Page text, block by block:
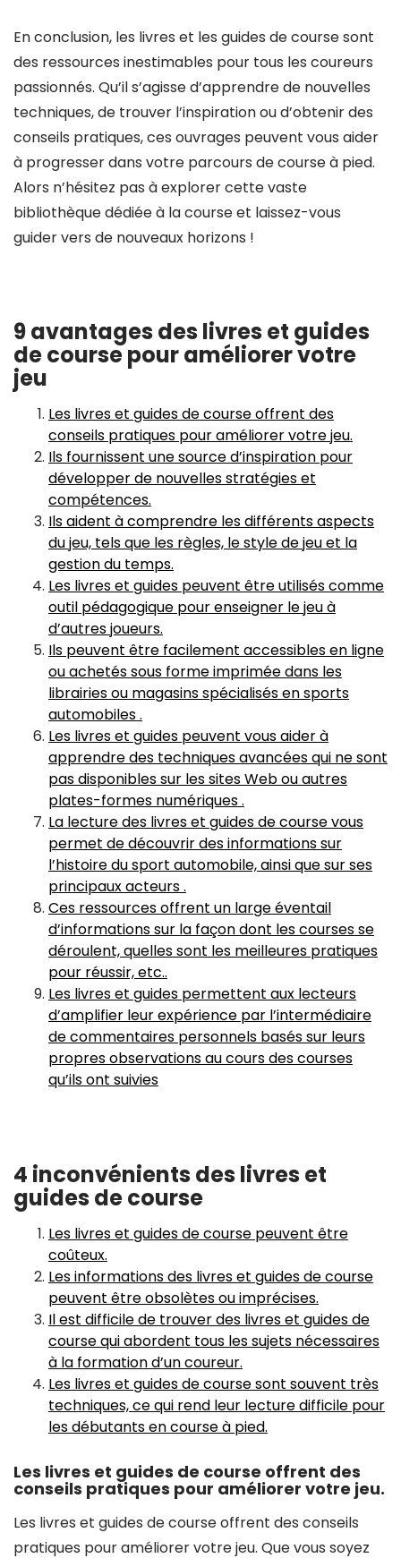
En conclusion, les livres et les guides de course sont
des ressources inestimables pour tous les coureurs
passionnés. Qu’il s’agisse d’apprendre de nouvelles
techniques, de trouver l’inspiration ou d’obtenir des
conseils pratiques, ces ouvrages peuvent vous aider
à progresser dans votre parcours de course à pied.
Alors n’hésitez pas à explorer cette vaste
bibliothèque dédiée à la course et laissez-vous
guider vers de nouveaux horizons !
9 avantages des livres et guides
de course pour améliorer votre
jeu
Les livres et guides de course offrent des
conseils pratiques pour améliorer votre jeu.
Ils fournissent une source d’inspiration pour
développer de nouvelles stratégies et
compétences.
Ils aident à comprendre les différents aspects
du jeu, tels que les règles, le style de jeu et la
gestion du temps.
Les livres et guides peuvent être utilisés comme
outil pédagogique pour enseigner le jeu à
d’autres joueurs.
Ils peuvent être facilement accessibles en ligne
ou achetés sous forme imprimée dans les
librairies ou magasins spécialisés en sports
automobiles .
Les livres et guides peuvent vous aider à
apprendre des techniques avancées qui ne sont
pas disponibles sur les sites Web ou autres
plates-formes numériques .
La lecture des livres et guides de course vous
permet de découvrir des informations sur
l’histoire du sport automobile, ainsi que sur ses
principaux acteurs .
Ces ressources offrent un large éventail
d’informations sur la façon dont les courses se
déroulent, quelles sont les meilleures pratiques
pour réussir, etc..
Les livres et guides permettent aux lecteurs
d’amplifier leur expérience par l’intermédiaire
de commentaires personnels basés sur leurs
propres observations au cours des courses
qu’ils ont suivies
4 inconvénients des livres et
guides de course
Les livres et guides de course peuvent être
coûteux.
Les informations des livres et guides de course
peuvent être obsolètes ou imprécises.
Il est difficile de trouver des livres et guides de
course qui abordent tous les sujets nécessaires
à la formation d’un coureur.
Les livres et guides de course sont souvent très
techniques, ce qui rend leur lecture difficile pour
les débutants en course à pied.
Les livres et guides de course offrent des
conseils pratiques pour améliorer votre jeu.
Les livres et guides de course offrent des conseils
pratiques pour améliorer votre jeu. Que vous soyez